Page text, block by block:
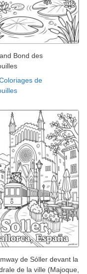
Bond des
de
de Sóller devant la
de la ville (Majoque,